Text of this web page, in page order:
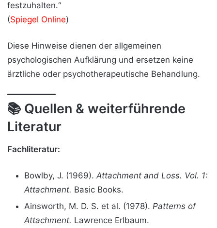
festzuhalten.“
(Spiegel Online)
Diese Hinweise dienen der allgemeinen
psychologischen Aufklärung und ersetzen keine
ärztliche oder psychotherapeutische Behandlung.
📚 Quellen & weiterführende
Literatur
Fachliteratur:
Bowlby, J. (1969). Attachment and Loss. Vol. 1:
Attachment. Basic Books.
Ainsworth, M. D. S. et al. (1978). Patterns of
Attachment. Lawrence Erlbaum.